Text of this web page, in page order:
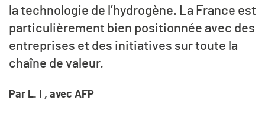
la technologie de l’hydrogène. La France est
particulièrement bien positionnée avec des
entreprises et des initiatives sur toute la
chaîne de valeur.
Par L. I , avec AFP